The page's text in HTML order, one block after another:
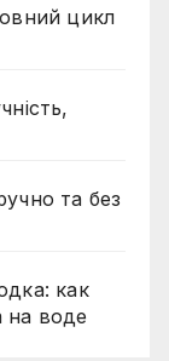
цикл
та без
как
на воде